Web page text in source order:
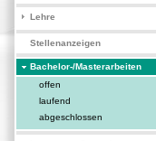
Lehre
Stellenanzeigen
Bachelor-/Masterarbeiten
offen
laufend
abgeschlossen